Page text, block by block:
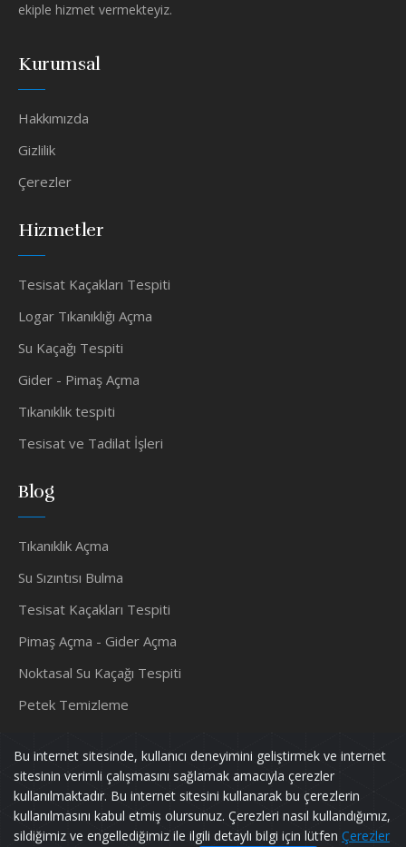
Bu internet sitesinde, kullanıcı deneyimini geliştirmek ve internet
sitesinin verimli çalışmasını sağlamak amacıyla çerezler
kullanılmaktadır. Bu internet sitesini kullanarak bu çerezlerin
kullanılmasını kabul etmiş olursunuz. Çerezleri nasıl kullandığımız,
sildiğimiz ve engellediğimiz ile ilgili detaylı bilgi için lütfen Çerezler
ekiple hizmet vermekteyiz.
Kurumsal
Hakkımızda
Gizlilik
Çerezler
Hizmetler
Tesisat Kaçakları Tespiti
Logar Tıkanıklığı Açma
Su Kaçağı Tespiti
Gider - Pimaş Açma
Tıkanıklık tespiti
Tesisat ve Tadilat İşleri
Blog
Tıkanıklık Açma
Su Sızıntısı Bulma
Tesisat Kaçakları Tespiti
Pimaş Açma - Gider Açma
Noktasal Su Kaçağı Tespiti
Petek Temizleme
Murat TESİSAT Tüm Hakları Saklıdır.